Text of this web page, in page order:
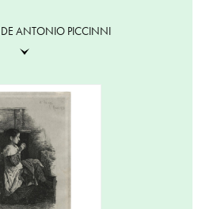
ANTONIO PICCINNI